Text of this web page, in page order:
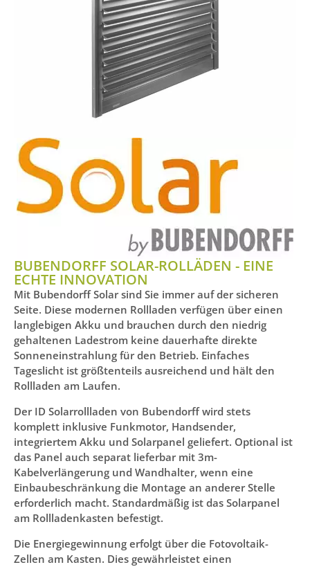
BUBENDORFF SOLAR-ROLLÄDEN - EINE
ECHTE INNOVATION
Mit Bubendorff Solar sind Sie immer auf der sicheren
Seite. Diese modernen Rollladen verfügen über einen
langlebigen Akku und brauchen durch den niedrig
gehaltenen Ladestrom keine dauerhafte direkte
Sonneneinstrahlung für den Betrieb. Einfaches
Tageslicht ist größtenteils ausreichend und hält den
Rollladen am Laufen.
Der ID Solarrollladen von Bubendorff wird stets
komplett inklusive Funkmotor, Handsender,
integriertem Akku und Solarpanel geliefert. Optional ist
das Panel auch separat lieferbar mit 3m-
Kabelverlängerung und Wandhalter, wenn eine
Einbaubeschränkung die Montage an anderer Stelle
erforderlich macht. Standardmäßig ist das Solarpanel
am Rollladenkasten befestigt.
Die Energiegewinnung erfolgt über die Fotovoltaik-
Zellen am Kasten. Dies gewährleistet einen